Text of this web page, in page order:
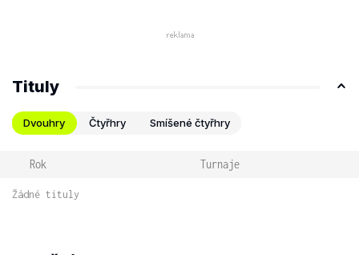
Tituly
Dvouhry Čtyřhry Smíšené čtyřhry
Rok Turnaje
Žádné tituly